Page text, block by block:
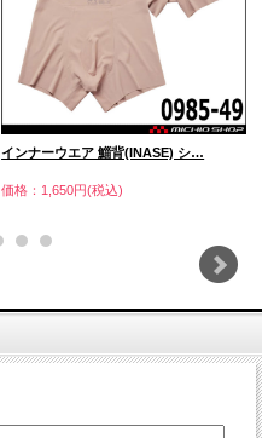
インナーウエア 鯔背(INASE) シ…
価格：1,650円(税込)